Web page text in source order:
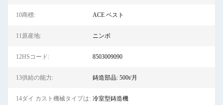
10商標: ACE ベスト
11原産地: ニンボ
12HSコード: 8503009090
13供給の能力: 鋳造部品: 500t/月
14ダイ カスト機械タイプは: 冷室型鋳造機